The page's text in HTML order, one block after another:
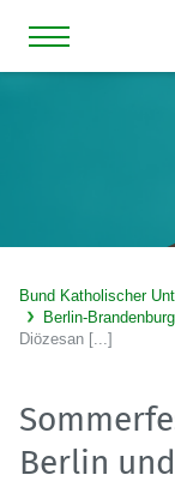
Bund Katholischer
Berlin-Brandenburg
Diözesan [...]
Berlin